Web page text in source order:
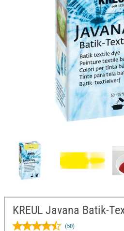
KREUL Javana Batik-
(50)